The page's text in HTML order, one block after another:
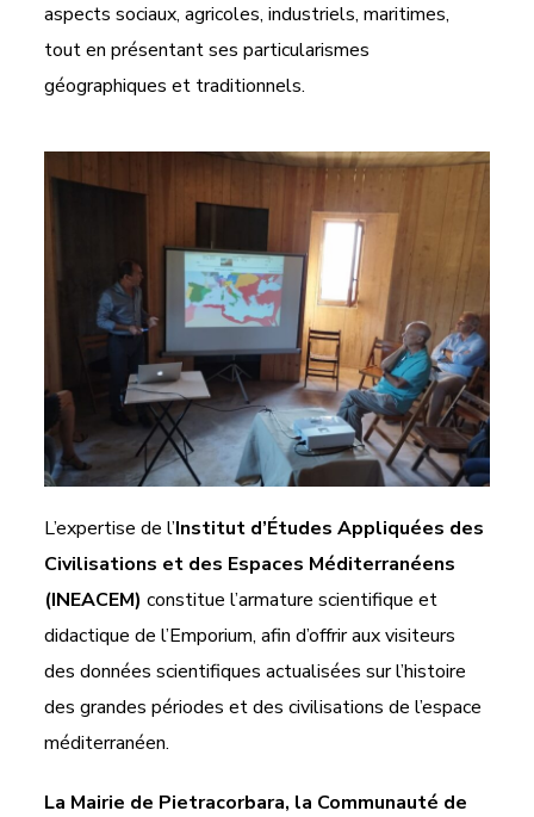
aspects sociaux, agricoles, industriels, maritimes,
tout en présentant ses particularismes
géographiques et traditionnels.
L’expertise de l’Institut d’Études Appliquées des
Civilisations et des Espaces Méditerranéens
(INEACEM) constitue l’armature scientifique et
didactique de l’Emporium, afin d’offrir aux visiteurs
des données scientifiques actualisées sur l’histoire
des grandes périodes et des civilisations de l’espace
méditerranéen.
La Mairie de Pietracorbara, la Communauté de